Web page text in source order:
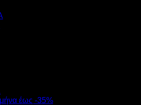
έως -35%